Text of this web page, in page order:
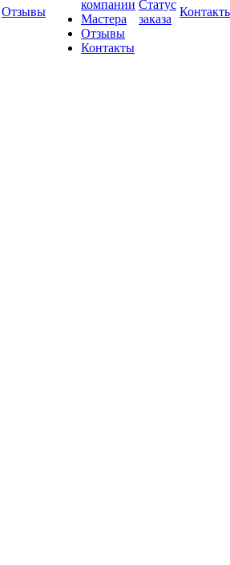
Отзывы
компании
Мастера
Отзывы
Контакты
Статус
заказа